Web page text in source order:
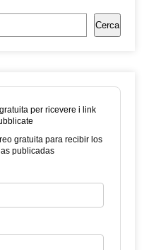
Cerca
per ricevere i link
gratuita para recibir los
publicadas